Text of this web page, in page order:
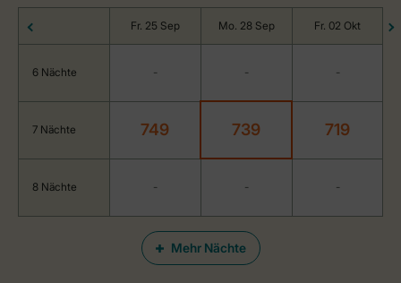
Mehr Nächte
Fr. 25 Sep Mo. 28 Sep Fr. 02 Okt
6 Nächte - - -
7 Nächte 749 739 719
8 Nächte - - -